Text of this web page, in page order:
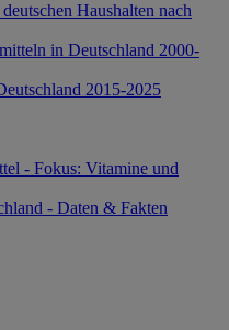
Haushalten nach
in Deutschland 2000-
2015-2025
- Fokus: Vitamine und
- Daten & Fakten